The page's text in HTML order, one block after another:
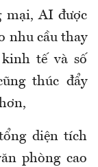
mại, AI được
nhu cầu thay
tế và số
thúc đẩy
diện tích
phòng cao